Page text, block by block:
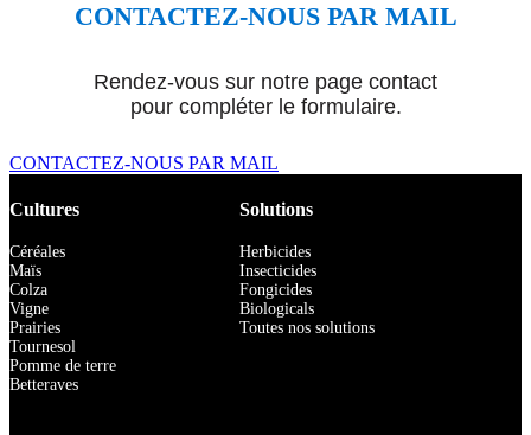
CONTACTEZ-NOUS PAR MAIL
Rendez-vous sur notre page contact
pour compléter le formulaire.
CONTACTEZ-NOUS PAR MAIL
Cultures
Céréales
Maïs
Colza
Vigne
Prairies
Tournesol
Pomme de terre
Betteraves
Solutions
Herbicides
Insecticides
Fongicides
Biologicals
Toutes nos solutions